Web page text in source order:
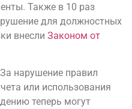
Также в 10 раз
для должностных
внесли Законом от
За нарушение правил
или использования
теперь могут